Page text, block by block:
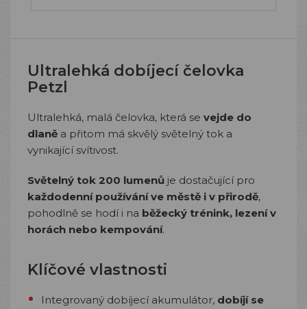
Ultralehká dobíjecí čelovka
Petzl
Ultralehká, malá čelovka, která se vejde do
dlaně a přitom má skvělý světelný tok a
vynikající svítivost.
Světelný tok 200 lumenů je dostačující pro
každodenní používání ve městě i v přirodě,
pohodlně se hodí i na běžecký trénink, lezení v
horách nebo kempování.
Klíčové vlastnosti
Integrovaný dobíjecí akumulátor, dobíjí se